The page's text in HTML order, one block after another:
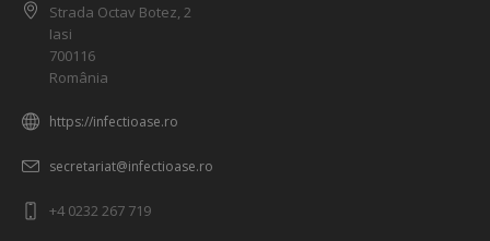
Strada Octav Botez, 2
Iasi
700116
România
https://infectioase.ro
secretariat@infectioase.ro
+4 0232 267 719